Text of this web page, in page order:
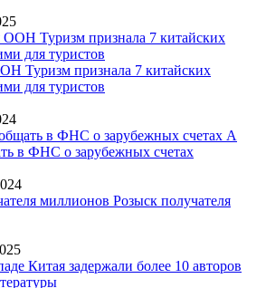
Туризм признала 7 китайских
для туристов
А
в ФНС о зарубежных счетах
Розыск получателя